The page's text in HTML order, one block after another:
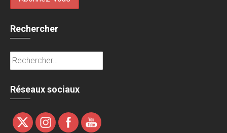
Rechercher
Rechercher :
Réseaux sociaux